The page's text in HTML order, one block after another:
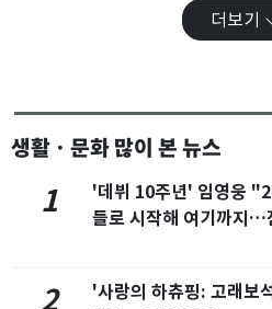
더보기
생활ㆍ문화 많이 본 뉴스
1
'데뷔 10주년' 임영웅
들로 시작해 여기까지…
2
'사랑의 하츄핑: 고래보